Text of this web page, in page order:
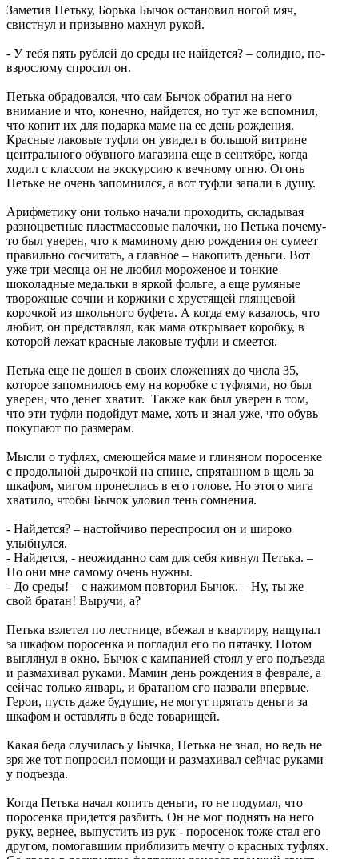
Заметив Петьку, Борька Бычок остановил ногой мяч,
свистнул и призывно махнул рукой.
- У тебя пять рублей до среды не найдется? – солидно, по-
взрослому спросил он.
Петька обрадовался, что сам Бычок обратил на него
внимание и что, конечно, найдется, но тут же вспомнил,
что копит их для подарка маме на ее день рождения.
Красные лаковые туфли он увидел в большой витрине
центрального обувного магазина еще в сентябре, когда
ходил с классом на экскурсию к вечному огню. Огонь
Петьке не очень запомнился, а вот туфли запали в душу.
Арифметику они только начали проходить, складывая
разноцветные пластмассовые палочки, но Петька почему-
то был уверен, что к маминому дню рождения он сумеет
правильно сосчитать, а главное – накопить деньги. Вот
уже три месяца он не любил мороженое и тонкие
шоколадные медальки в яркой фольге, а еще румяные
творожные сочни и коржики с хрустящей глянцевой
корочкой из школьного буфета. А когда ему казалось, что
любит, он представлял, как мама открывает коробку, в
которой лежат красные лаковые туфли и смеется.
Петька еще не дошел в своих сложениях до числа 35,
которое запомнилось ему на коробке с туфлями, но был
уверен, что денег хватит. Также как был уверен в том,
что эти туфли подойдут маме, хоть и знал уже, что обувь
покупают по размерам.
Мысли о туфлях, смеющейся маме и глиняном поросенке
с продольной дырочкой на спине, спрятанном в щель за
шкафом, мигом пронеслись в его голове. Но этого мига
хватило, чтобы Бычок уловил тень сомнения.
- Найдется? – настойчиво переспросил он и широко
улыбнулся.
- Найдется, - неожиданно сам для себя кивнул Петька. –
Но они мне самому очень нужны.
- До среды! – с нажимом повторил Бычок. – Ну, ты же
свой братан! Выручи, а?
Петька взлетел по лестнице, вбежал в квартиру, нащупал
за шкафом поросенка и погладил его по пятачку. Потом
выглянул в окно. Бычок с кампанией стоял у его подъезда
и размахивал руками. Мамин день рождения в феврале, а
сейчас только январь, и братаном его назвали впервые.
Герои, пусть даже будущие, не могут прятать деньги за
шкафом и оставлять в беде товарищей.
Какая беда случилась у Бычка, Петька не знал, но ведь не
зря же тот попросил помощи и размахивал сейчас руками
у подъезда.
Когда Петька начал копить деньги, то не подумал, что
поросенка придется разбить. Он не мог поднять на него
руку, вернее, выпустить из рук - поросенок тоже стал его
другом, помогавшим приблизить мечту о красных туфлях.